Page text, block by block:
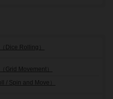
Dice Rolling）
Grid Movement）
/ Spin and Move）